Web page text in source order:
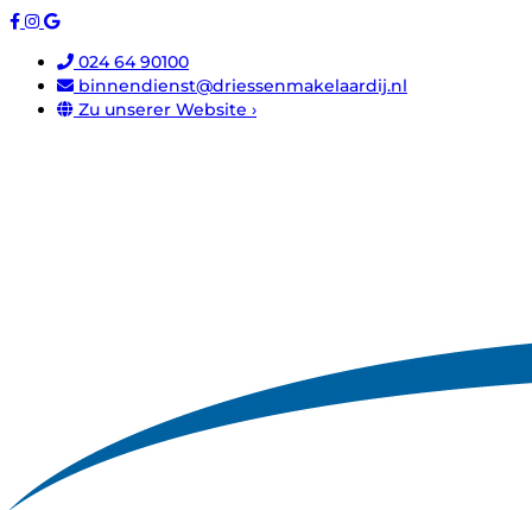
024 64 90100
binnendienst@driessenmakelaardij.nl
Zu unserer Website ›